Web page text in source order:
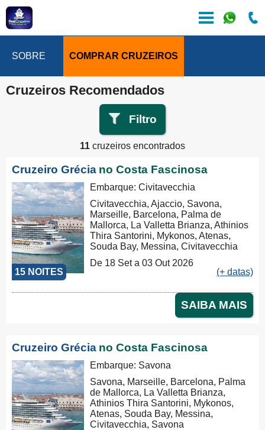
SOBRE COMPRAR CRUZEIROS
Cruzeiros Recomendados
Filtro
11 cruzeiros encontrados
Cruzeiro Grécia no Costa Fascinosa
15 NOITES
Embarque: Civitavecchia
Civitavecchia, Ajaccio, Savona,
Marseille, Barcelona, Palma de
Mallorca, La Valletta Brianza, Athinios
Thira Santorini, Mykonos, Atenas,
Souda Bay, Messina, Civitavecchia
De 18 Set a 03 Out 2026
(+ datas)
SAIBA MAIS
Cruzeiro Grécia no Costa Fascinosa
Embarque: Savona
Savona, Marseille, Barcelona, Palma
de Mallorca, La Valletta Brianza,
Athinios Thira Santorini, Mykonos,
Atenas, Souda Bay, Messina,
Civitavecchia, Savona